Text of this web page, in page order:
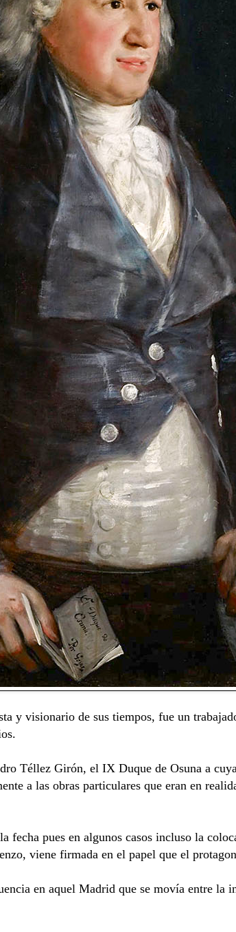
y visionario de sus tiempos, fue un
Téllez Girón, el IX Duque de Osuna a
a las obras particulares que eran en
fecha pues en algunos casos incluso la
viene firmada en el papel que el
en aquel Madrid que se movía entre la